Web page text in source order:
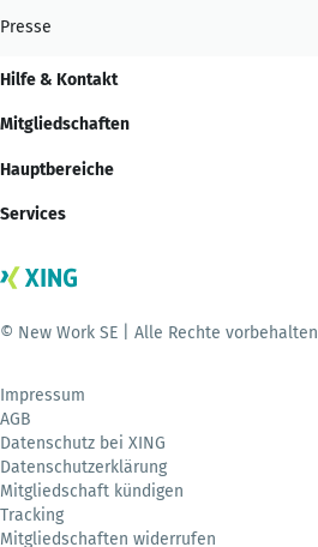
Presse
Hilfe & Kontakt
Mitgliedschaften
Hauptbereiche
Services
© New Work SE | Alle Rechte vorbehalten
Impressum
AGB
Datenschutz bei XING
Datenschutzerklärung
Mitgliedschaft kündigen
Tracking
Mitgliedschaften widerrufen